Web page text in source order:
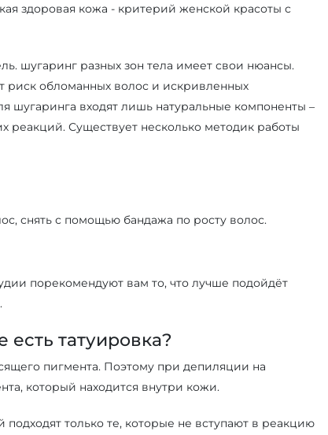
здоровая кожа - критерий женской красоты с
шугаринг разных зон тела имеет свои нюансы.
риск обломанных волос и искривленных
шугаринга входят лишь натуральные компоненты –
реакций. Существует несколько методик работы
снять с помощью бандажа по росту волос.
порекомендуют вам то, что лучше подойдёт
татуировка?
пигмента. Поэтому при депиляции на
который находится внутри кожи.
только те, которые не вступают в реакцию